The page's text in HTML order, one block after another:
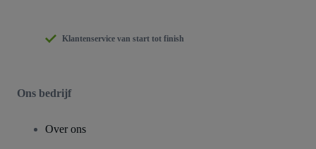
Klantenservice van start tot finish
Ons bedrijf
Over ons